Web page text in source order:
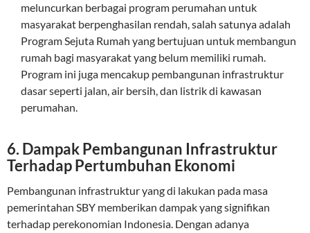
meluncurkan berbagai program perumahan untuk
masyarakat berpenghasilan rendah, salah satunya adalah
Program Sejuta Rumah yang bertujuan untuk membangun
rumah bagi masyarakat yang belum memiliki rumah.
Program ini juga mencakup pembangunan infrastruktur
dasar seperti jalan, air bersih, dan listrik di kawasan
perumahan.
6. Dampak Pembangunan Infrastruktur
Terhadap Pertumbuhan Ekonomi
Pembangunan infrastruktur yang di lakukan pada masa
pemerintahan SBY memberikan dampak yang signifikan
terhadap perekonomian Indonesia. Dengan adanya